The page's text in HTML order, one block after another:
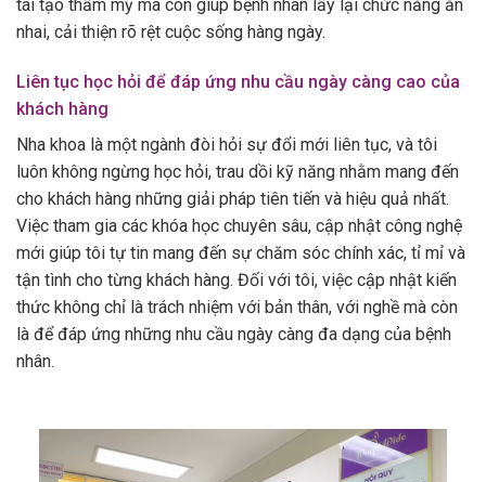
tái tạo thẩm mỹ mà còn giúp bệnh nhân lấy lại chức năng ăn
nhai, cải thiện rõ rệt cuộc sống hàng ngày.
Liên tục học hỏi để đáp ứng nhu cầu ngày càng cao của
khách hàng
Nha khoa là một ngành đòi hỏi sự đổi mới liên tục, và tôi
luôn không ngừng học hỏi, trau dồi kỹ năng nhằm mang đến
cho khách hàng những giải pháp tiên tiến và hiệu quả nhất.
Việc tham gia các khóa học chuyên sâu, cập nhật công nghệ
mới giúp tôi tự tin mang đến sự chăm sóc chính xác, tỉ mỉ và
tận tình cho từng khách hàng. Đối với tôi, việc cập nhật kiến
thức không chỉ là trách nhiệm với bản thân, với nghề mà còn
là để đáp ứng những nhu cầu ngày càng đa dạng của bệnh
nhân.